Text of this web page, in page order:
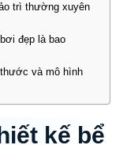
trì thường xuyên
đẹp là bao
và mô hình
kế bể